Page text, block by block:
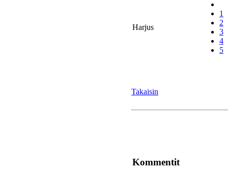
Harjus
1
2
3
4
5
Takaisin
Kommentit